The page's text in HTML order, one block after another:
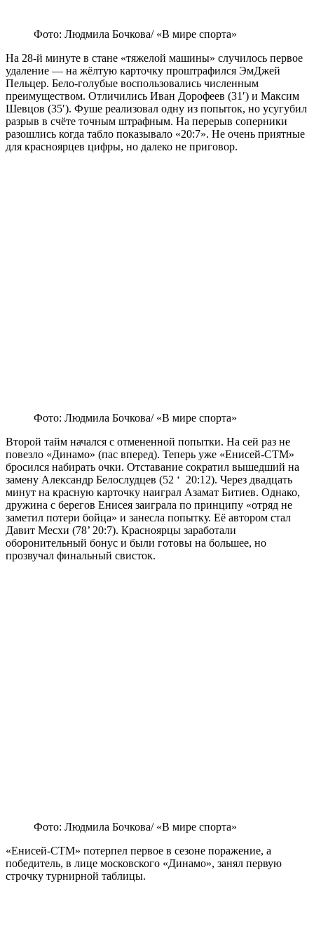
Фото: Людмила Бочкова/ «В мире спорта»
На 28-й минуте в стане «тяжелой машины» случилось первое
удаление — на жёлтую карточку проштрафился ЭмДжей
Пельцер. Бело-голубые воспользовались численным
преимуществом. Отличились Иван Дорофеев (31′) и Максим
Шевцов (35′). Фуше реализовал одну из попыток, но усугубил
разрыв в счёте точным штрафным. На перерыв соперники
разошлись когда табло показывало «20:7». Не очень приятные
для красноярцев цифры, но далеко не приговор.
Фото: Людмила Бочкова/ «В мире спорта»
Второй тайм начался с отмененной попытки. На сей раз не
повезло «Динамо» (пас вперед). Теперь уже «Енисей-СТМ»
бросился набирать очки. Отставание сократил вышедший на
замену Александр Белослудцев (52 ‘ 20:12). Через двадцать
минут на красную карточку наиграл Азамат Битиев. Однако,
дружина с берегов Енисея заиграла по принципу «отряд не
заметил потери бойца» и занесла попытку. Её автором стал
Давит Месхи (78’ 20:7). Красноярцы заработали
оборонительный бонус и были готовы на большее, но
прозвучал финальный свисток.
Фото: Людмила Бочкова/ «В мире спорта»
«Енисей-СТМ» потерпел первое в сезоне поражение, а
победитель, в лице московского «Динамо», занял первую
строчку турнирной таблицы.